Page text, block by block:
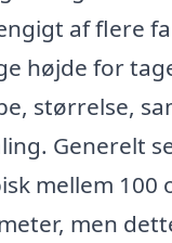
af flere
højde for
størrelse,
Generelt
mellem 100
men